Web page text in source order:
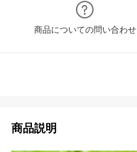
商品についての問い合わせ
商品説明